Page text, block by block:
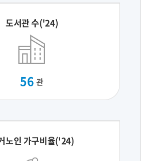
도서관 수('24)
56 관
노인 가구비율('24)